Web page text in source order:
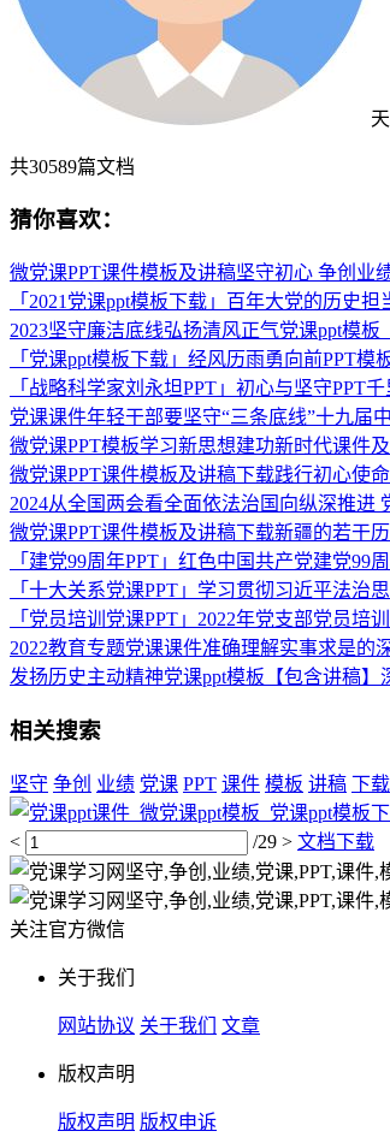
共30589篇文档
猜你喜欢：
微党课PPT课件模板及讲稿坚守初心 争创业
「2021党课ppt模板下载」百年大党的历史
2023坚守廉洁底线弘扬清风正气党课ppt模
「党课ppt模板下载」经风历雨勇向前PPT
「战略科学家刘永坦PPT」初心与坚守PPT
党课课件年轻干部要坚守“三条底线”十九届
微党课PPT模板学习新思想建功新时代课件
微党课PPT课件模板及讲稿下载践行初心使
2024从全国两会看全面依法治国向纵深推进
微党课PPT课件模板及讲稿下载新疆的若干
「建党99周年PPT」红色中国共产党建党99
「十大关系党课PPT」学习贯彻习近平法
「党员培训党课PPT」2022年党支部党员培
2022教育专题党课课件准确理解实事求是的
发扬历史主动精神党课ppt模板【包含讲稿
相关搜索
坚守 争创 业绩 党课 PPT 课件 模板 讲稿 下载
< /29 > 文档下载
关注官方微信
关于我们
网站协议 关于我们 文章
版权声明
版权声明 版权申诉